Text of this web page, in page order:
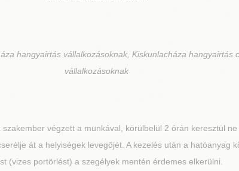
hangyairtás vállalkozásoknak, Kiskunlacháza hangyairtás
vállalkozásoknak
szakember végzett a munkával, körülbelül 2 órán keresztül
át a helyiségek levegőjét. A kezelés után a hatóanyag
(vizes portörlést) a szegélyek mentén érdemes elkerülni.